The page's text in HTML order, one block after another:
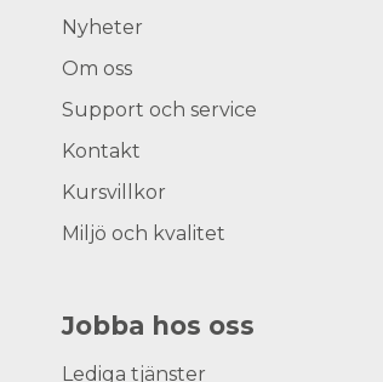
Nyheter
Om oss
Support och service
Kontakt
Kursvillkor
Miljö och kvalitet
Jobba hos oss
Lediga tjänster